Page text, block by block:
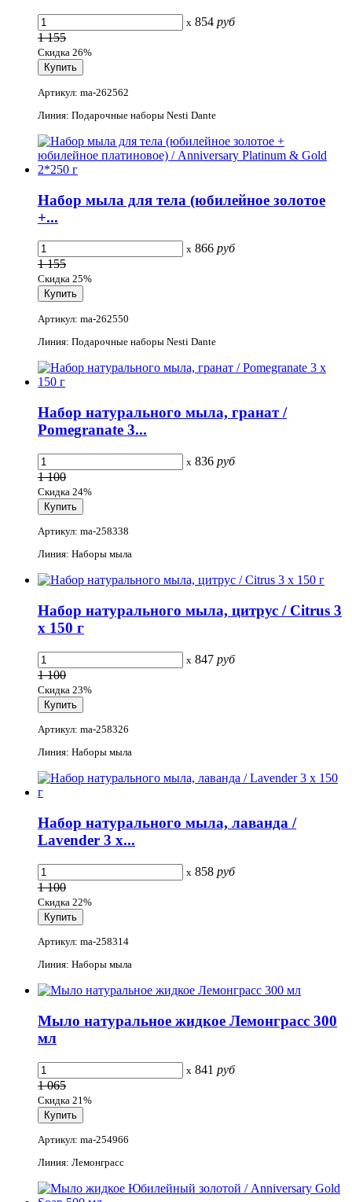
x 854 руб
1 155
Скидка 26%
Артикул: ma-262562
Линия: Подарочные наборы Nesti Dante
Набор мыла для тела (юбилейное золотое
+...
x 866 руб
1 155
Скидка 25%
Артикул: ma-262550
Линия: Подарочные наборы Nesti Dante
Набор натурального мыла, гранат /
Pomegranate 3...
x 836 руб
1 100
Скидка 24%
Артикул: ma-258338
Линия: Наборы мыла
Набор натурального мыла, цитрус / Citrus 3
х 150 г
x 847 руб
1 100
Скидка 23%
Артикул: ma-258326
Линия: Наборы мыла
Набор натурального мыла, лаванда /
Lavender 3 х...
x 858 руб
1 100
Скидка 22%
Артикул: ma-258314
Линия: Наборы мыла
Мыло натуральное жидкое Лемонграсс 300
мл
x 841 руб
1 065
Скидка 21%
Артикул: ma-254966
Линия: Лемонграсс